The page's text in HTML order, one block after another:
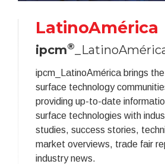
LatinoAmérica
ipcm®
ipcm_LatinoAmérica brings
surface technology
providing up-to-date
surface technologies with
studies, success stories,
market overviews, trade fair
industry news.